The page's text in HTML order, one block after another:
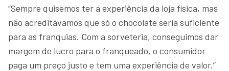
“Sempre quisemos ter a experiência da loja física, mas
não acreditávamos que só o chocolate seria suficiente
para as franquias. Com a sorveteria, conseguimos dar
margem de lucro para o franqueado, o consumidor
paga um preço justo e tem uma experiência de valor.”